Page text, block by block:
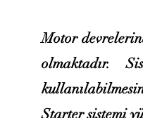
Motor
olmaktadır.
Starter sistemi